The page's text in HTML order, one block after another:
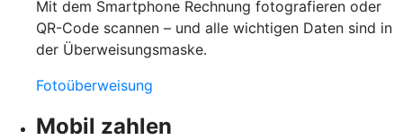
Mit dem Smartphone Rechnung fotografieren oder
QR-Code scannen – und alle wichtigen Daten sind in
der Überweisungsmaske.
Fotoüberweisung
Mobil zahlen